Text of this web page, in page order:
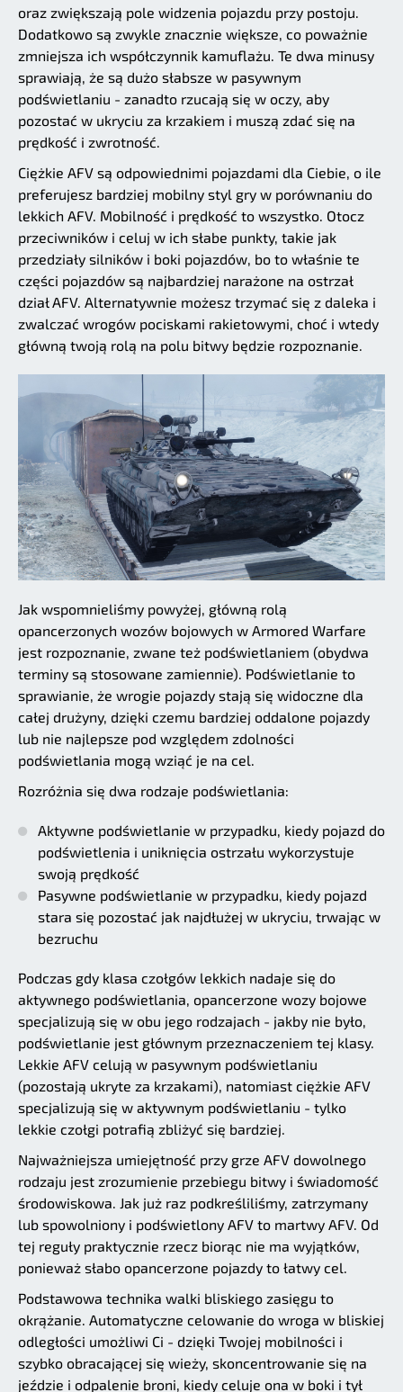
oraz zwiększają pole widzenia pojazdu przy postoju.
Dodatkowo są zwykle znacznie większe, co poważnie
zmniejsza ich współczynnik kamuflażu. Te dwa minusy
sprawiają, że są dużo słabsze w pasywnym
podświetlaniu - zanadto rzucają się w oczy, aby
pozostać w ukryciu za krzakiem i muszą zdać się na
prędkość i zwrotność.
Ciężkie AFV są odpowiednimi pojazdami dla Ciebie, o ile
preferujesz bardziej mobilny styl gry w porównaniu do
lekkich AFV. Mobilność i prędkość to wszystko. Otocz
przeciwników i celuj w ich słabe punkty, takie jak
przedziały silników i boki pojazdów, bo to właśnie te
części pojazdów są najbardziej narażone na ostrzał
dział AFV. Alternatywnie możesz trzymać się z daleka i
zwalczać wrogów pociskami rakietowymi, choć i wtedy
główną twoją rolą na polu bitwy będzie rozpoznanie.
Jak wspomnieliśmy powyżej, główną rolą
opancerzonych wozów bojowych w Armored Warfare
jest rozpoznanie, zwane też podświetlaniem (obydwa
terminy są stosowane zamiennie). Podświetlanie to
sprawianie, że wrogie pojazdy stają się widoczne dla
całej drużyny, dzięki czemu bardziej oddalone pojazdy
lub nie najlepsze pod względem zdolności
podświetlania mogą wziąć je na cel.
Rozróżnia się dwa rodzaje podświetlania:
Aktywne podświetlanie w przypadku, kiedy pojazd do
podświetlenia i uniknięcia ostrzału wykorzystuje
swoją prędkość
Pasywne podświetlanie w przypadku, kiedy pojazd
stara się pozostać jak najdłużej w ukryciu, trwając w
bezruchu
Podczas gdy klasa czołgów lekkich nadaje się do
aktywnego podświetlania, opancerzone wozy bojowe
specjalizują się w obu jego rodzajach - jakby nie było,
podświetlanie jest głównym przeznaczeniem tej klasy.
Lekkie AFV celują w pasywnym podświetlaniu
(pozostają ukryte za krzakami), natomiast ciężkie AFV
specjalizują się w aktywnym podświetlaniu - tylko
lekkie czołgi potrafią zbliżyć się bardziej.
Najważniejsza umiejętność przy grze AFV dowolnego
rodzaju jest zrozumienie przebiegu bitwy i świadomość
środowiskowa. Jak już raz podkreśliliśmy, zatrzymany
lub spowolniony i podświetlony AFV to martwy AFV. Od
tej reguły praktycznie rzecz biorąc nie ma wyjątków,
ponieważ słabo opancerzone pojazdy to łatwy cel.
Podstawowa technika walki bliskiego zasięgu to
okrążanie. Automatyczne celowanie do wroga w bliskiej
odległości umożliwi Ci - dzięki Twojej mobilności i
szybko obracającej się wieży, skoncentrowanie się na
jeździe i odpalenie broni, kiedy celuje ona w boki i tył